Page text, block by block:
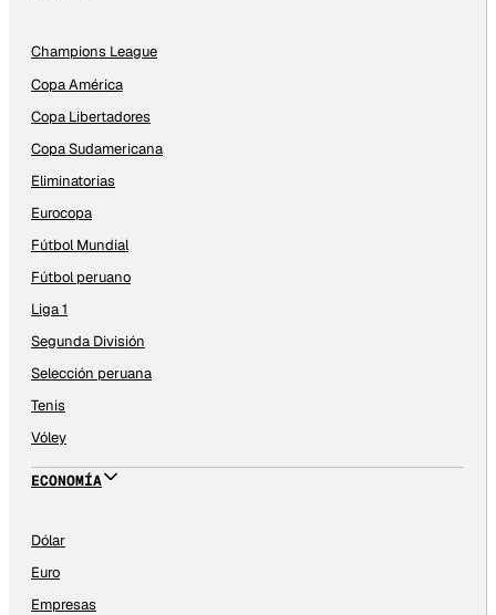
Champions League
Copa América
Copa Libertadores
Copa Sudamericana
Eliminatorias
Eurocopa
Fútbol Mundial
Fútbol peruano
Liga 1
Segunda División
Selección peruana
Tenis
Vóley
ECONOMÍA
Dólar
Euro
Empresas